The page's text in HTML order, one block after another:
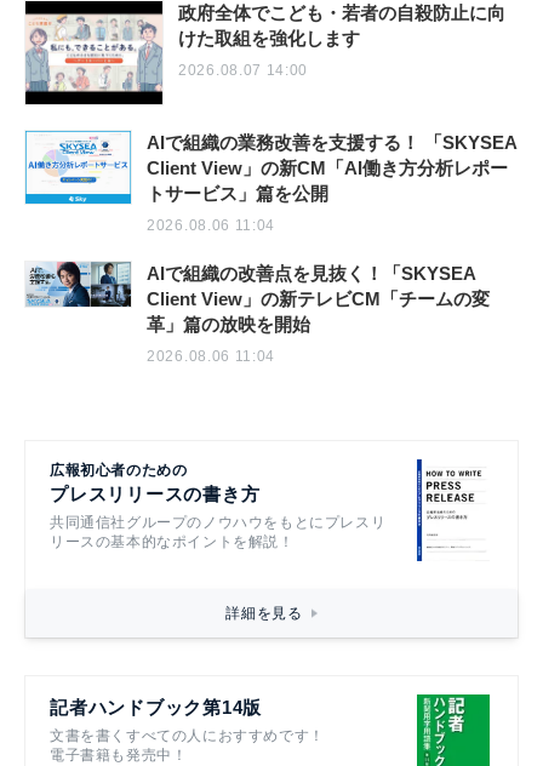
政府全体でこども・若者の自殺防止に向
けた取組を強化します
2026.08.07 14:00
AIで組織の業務改善を支援する！ 「SKYSEA
Client View」の新CM「AI働き方分析レポー
トサービス」篇を公開
2026.08.06 11:04
AIで組織の改善点を見抜く！「SKYSEA
Client View」の新テレビCM「チームの変
革」篇の放映を開始
2026.08.06 11:04
広報初心者のための
プレスリリースの書き方
共同通信社グループのノウハウをもとにプレスリ
リースの基本的なポイントを解説！
詳細を見る
記者ハンドブック第14版
文書を書くすべての人におすすめです！
電子書籍も発売中！